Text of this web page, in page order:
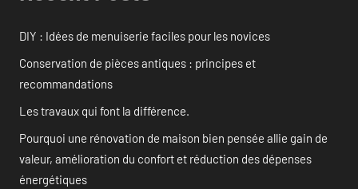
DIY : Idées de menuiserie faciles pour les novices
Conservation de pièces antiques : principes et
recommandations
Les travaux qui font la différence.
Pourquoi une rénovation de maison bien pensée allie gain de
valeur, amélioration du confort et réduction des dépenses
énergétiques